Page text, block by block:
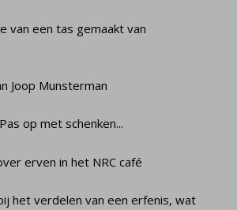
van een tas gemaakt van
Joop Munsterman
op met schenken...
erven in het NRC café
het verdelen van een erfenis, wat